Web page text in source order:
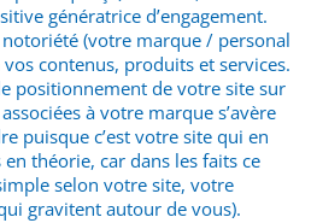
génératrice d’engagement.
(votre marque / personal
contenus, produits et services.
positionnement de votre site sur
à votre marque s’avère
puisque c’est votre site qui en
théorie, car dans les faits ce
selon votre site, votre
gravitent autour de vous).